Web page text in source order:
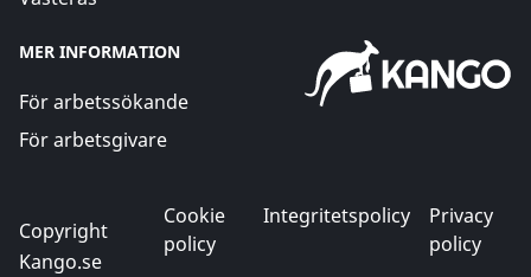
MER INFORMATION
För arbetssökande
För arbetsgivare
Copyright
Kango.se
Cookie
policy
Integritetspolicy
Privacy
policy